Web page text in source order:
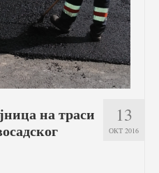
13
ОКТ 2016
на траси